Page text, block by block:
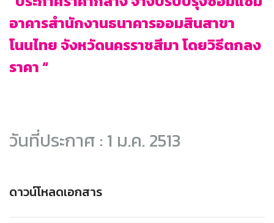
อาคารสำนักงานธนาคารออมสินสาขา
โนนไทย จังหวัดนครราชสีมา โดยวิธีตกลง
ราคา “
วันที่ประกาศ : 1 ม.ค. 2513
ดาวน์โหลดเอกสาร